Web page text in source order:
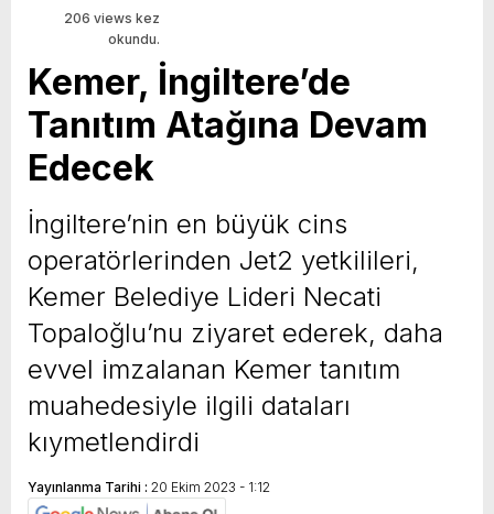
206 views kez
okundu.
Kemer, İngiltere’de
Tanıtım Atağına Devam
Edecek
İngiltere’nin en büyük cins
operatörlerinden Jet2 yetkilileri,
Kemer Belediye Lideri Necati
Topaloğlu’nu ziyaret ederek, daha
evvel imzalanan Kemer tanıtım
muahedesiyle ilgili dataları
kıymetlendirdi
Yayınlanma Tarihi : 20 Ekim 2023 - 1:12